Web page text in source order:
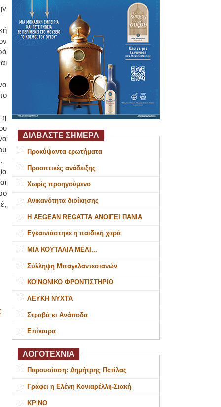
η
ΔΙΑΒΑΣΤΕ ΣΗΜΕΡΑ
Προκύψαντα ερωτήματα
Προοπτικές ανάδειξης
Χωρίς προηγούμενο
Ανικανότητα διοίκησης
Η AEGEAN REGATTA ΑΝΟΙΓΕΙ ΠΑΝΙΑ
Εγκαινιάστηκε η παιδική χαρά
ΜΙΑ ΚΟΥΤΑΛΙΑ ΜΕΛΙ...
Σύλληψη Μπαγκλαντεσιανών
ΚΟΙΝΩΝΙΚΟ ΦΡΟΝΤΙΣΤΗΡΙΟ
ΛΕΥΚΗ ΝΥΧΤΑ
Στραβά κι Ανάποδα
Επίκαιρα
ΛΟΓΟΤΕΧΝΙΑ
Παρουσίαση: Δημήτρης Πατίλας
Γράφει η Ελένη Κονιαρέλλη-Σιακή
ΚΡΙΝΟ